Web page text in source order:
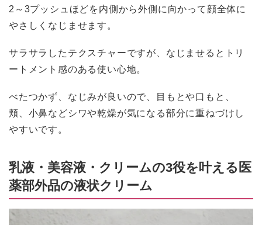
2～3プッシュほどを内側から外側に向かって顔全体に
やさしくなじませます。
サラサラしたテクスチャーですが、なじませるとトリ
ートメント感のある使い心地。
べたつかず、なじみが良いので、目もとや口もと、
頬、小鼻などシワや乾燥が気になる部分に重ねづけし
やすいです。
乳液・美容液・クリームの3役を叶える医
薬部外品の液状クリーム